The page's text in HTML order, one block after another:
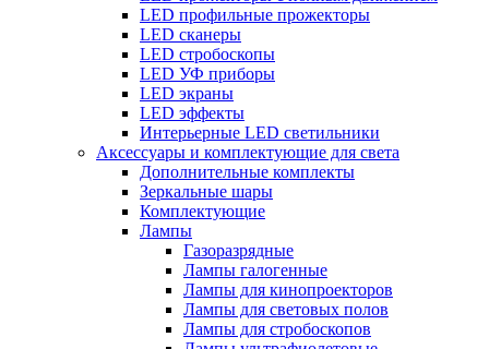
LED профильные прожекторы
LED сканеры
LED стробоскопы
LED УФ приборы
LED экраны
LED эффекты
Интерьерные LED светильники
Аксессуары и комплектующие для света
Дополнительные комплекты
Зеркальные шары
Комплектующие
Лампы
Газоразрядные
Лампы галогенные
Лампы для кинопроекторов
Лампы для световых полов
Лампы для стробоскопов